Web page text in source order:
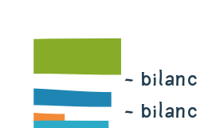
-
-